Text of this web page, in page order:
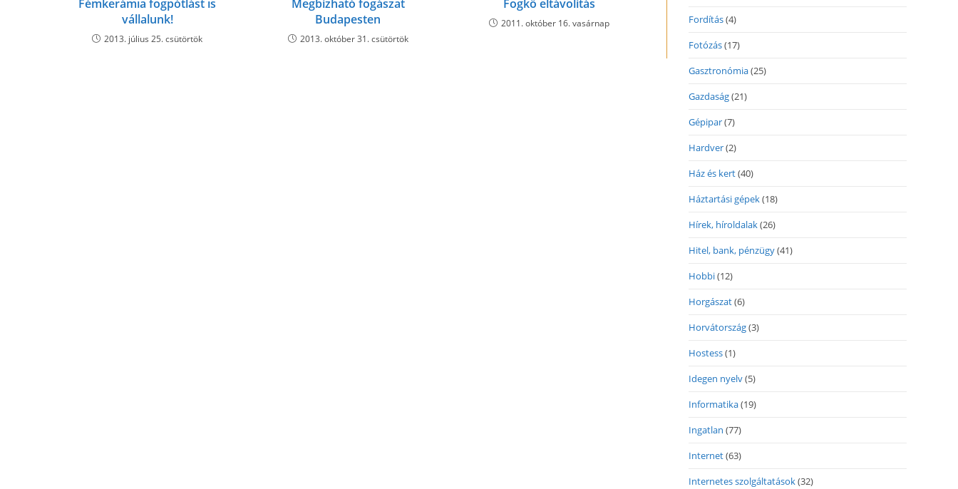
Fémkerámia fogpótlást is
vállalunk!
2013. július 25. csütörtök
Megbízható fogászat
Budapesten
2013. október 31. csütörtök
Fogkő eltávolítás
2011. október 16. vasárnap
Fordítás(4)
Fotózás(17)
Gasztronómia(25)
Gazdaság(21)
Gépipar(7)
Hardver(2)
Ház és kert(40)
Háztartási gépek(18)
Hírek, híroldalak(26)
Hitel, bank, pénzügy(41)
Hobbi(12)
Horgászat(6)
Horvátország(3)
Hostess(1)
Idegen nyelv(5)
Informatika(19)
Ingatlan (77)
Internet(63)
Internetes szolgáltatások(32)